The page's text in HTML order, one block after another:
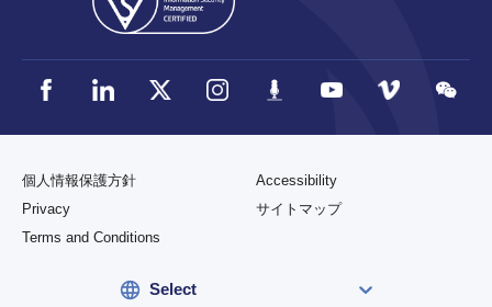
個人情報保護方針
Privacy
Terms and Conditions
Accessibility
サイトマップ
Select